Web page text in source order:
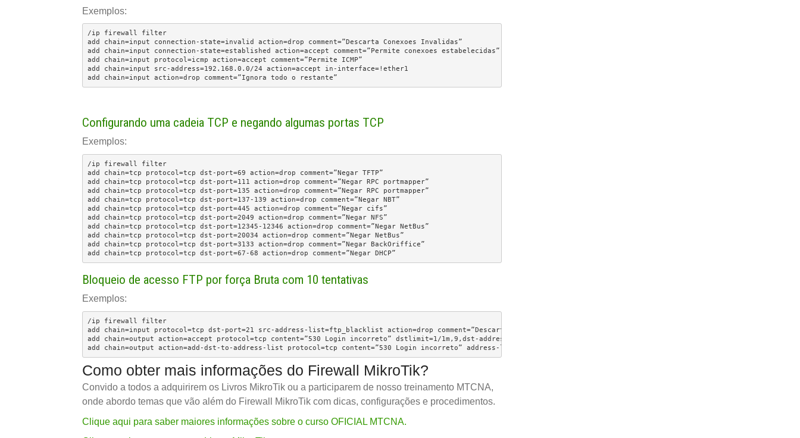
Exemplos:
/ip firewall filter
add chain=input connection-state=invalid action=drop comment=”Descarta Conexoes Invalidas”
add chain=input connection-state=established action=accept comment=”Permite conexoes estabelecidas”
add chain=input protocol=icmp action=accept comment=”Permite ICMP”
add chain=input src-address=192.168.0.0/24 action=accept in-interface=!ether1
add chain=input action=drop comment=”Ignora todo o restante”
Configurando uma cadeia TCP e negando algumas portas TCP
Exemplos:
/ip firewall filter
add chain=tcp protocol=tcp dst-port=69 action=drop comment=”Negar TFTP”
add chain=tcp protocol=tcp dst-port=111 action=drop comment=”Negar RPC portmapper”
add chain=tcp protocol=tcp dst-port=135 action=drop comment=”Negar RPC portmapper”
add chain=tcp protocol=tcp dst-port=137-139 action=drop comment=”Negar NBT”
add chain=tcp protocol=tcp dst-port=445 action=drop comment=”Negar cifs”
add chain=tcp protocol=tcp dst-port=2049 action=drop comment=”Negar NFS”
add chain=tcp protocol=tcp dst-port=12345-12346 action=drop comment=”Negar NetBus”
add chain=tcp protocol=tcp dst-port=20034 action=drop comment=”Negar NetBus”
add chain=tcp protocol=tcp dst-port=3133 action=drop comment=”Negar BackOriffice”
add chain=tcp protocol=tcp dst-port=67-68 action=drop comment=”Negar DHCP”
Bloqueio de acesso FTP por força Bruta com 10 tentativas
Exemplos:
/ip firewall filter
add chain=input protocol=tcp dst-port=21 src-address-list=ftp_blacklist action=drop comment=”Descarta forca bruta FTP”
add chain=output action=accept protocol=tcp content=”530 Login incorreto” dstlimit=1/1m,9,dst-address 1m
add chain=output action=add-dst-to-address-list protocol=tcp content=”530 Login incorreto” address-list=ftp_blacklist address-list-timeout=3h
Como obter mais informações do Firewall MikroTik?
Convido a todos a adquirirem os Livros MikroTik ou a participarem de nosso treinamento MTCNA,
onde abordo temas que vão além do Firewall MikroTik com dicas, configurações e procedimentos.
Clique aqui para saber maiores informações sobre o curso OFICIAL MTCNA.